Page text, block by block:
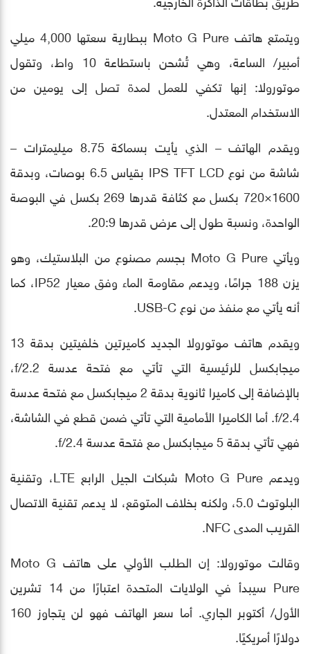
ويتمتع هاتف Moto G Pure ببطارية سعتها 4,000 ميلي
أمبير/ الساعة، وهي تُشحن باستطاعة 10 واط، وتقول
موتورولا: إنها تكفي للعمل لمدة تصل إلى يومين من
الاستخدام المعتدل.
ويقدم الهاتف – الذي يأيت بسماكة 8.75 ميليمترات –
شاشة من نوع IPS TFT LCD بقياس 6.5 بوصات، وبدقة
1600×720 بكسل مع كثافة قدرها 269 بكسل في البوصة
الواحدة، ونسبة طول إلى عرض قدرها 20:9.
ويأتي Moto G Pure بجسم مصنوع من البلاستيك، وهو
يزن 188 جرامًا، ويدعم مقاومة الماء وفق معيار IP52، كما
أنه يأتي مع منفذ من نوع USB-C.
ويقدم هاتف موتورولا الجديد كاميرتين خلفيتين بدقة 13
ميجابكسل للرئيسية التي تأتي مع فتحة عدسة f/2.2،
بالإضافة إلى كاميرا ثانوية بدقة 2 ميجابكسل مع فتحة عدسة
f/2.4. أما الكاميرا الأمامية التي تأتي ضمن قطع في الشاشة،
فهي تأتي بدقة 5 ميجابكسل مع فتحة عدسة f/2.4.
ويدعم Moto G Pure شبكات الجيل الرابع LTE، وتقنية
البلوتوث 5.0، ولكنه بخلاف المتوقع، لا يدعم تقنية الاتصال
القريب المدى NFC.
وقالت موتورولا: إن الطلب الأولي على هاتف Moto G
Pure سيبدأ في الولايات المتحدة اعتبارًا من 14 تشرين
الأول/ أكتوبر الجاري. أما سعر الهاتف فهو لن يتجاوز 160
دولارًا أمريكيًا.